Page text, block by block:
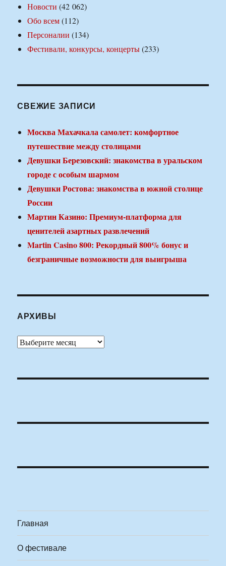
Новости (42 062)
Обо всем(112)
Персоналии (134)
Фестивали, конкурсы, концерты(233)
СВЕЖИЕ ЗАПИСИ
Москва Махачкала самолет: комфортное
путешествие между столицами
Девушки Березовский: знакомства в уральском
городе с особым шармом
Девушки Ростова: знакомства в южной столице
России
Мартин Казино: Премиум-платформа для
ценителей азартных развлечений
Martin Casino 800: Рекордный 800% бонус и
безграничные возможности для выигрыша
АРХИВЫ
Архивы
Главная
О фестивале